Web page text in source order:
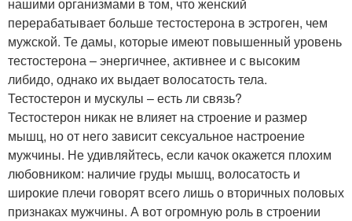
перерабатывает больше тестостерона в эстроген, чем
мужской. Те дамы, которые имеют повышенный уровень
тестостерона – энергичнее, активнее и с высоким
либидо, однако их выдает волосатость тела.
Тестостерон и мускулы – есть ли связь?
Тестостерон никак не влияет на строение и размер
мышц, но от него зависит сексуальное настроение
мужчины. Не удивляйтесь, если качок окажется плохим
любовником: наличие груды мышц, волосатость и
широкие плечи говорят всего лишь о вторичных половых
признаках мужчины. А вот огромную роль в строении